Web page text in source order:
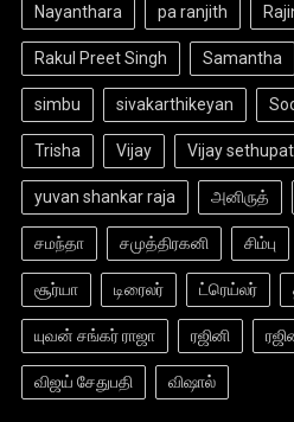
Nayanthara pa ranjith
Rakul Preet Singh Samantha
simbu sivakarthikeyan
Trisha Vijay Vijay
yuvan shankar raja அனிருத்
சமந்தா சமுத்திரகனி சிம்பு
சூர்யா டிரைலர் ட்ரெய்லர்
யுவன் சங்கர் ராஜா ரஜினி
விஜய் சேதுபதி விஷால்